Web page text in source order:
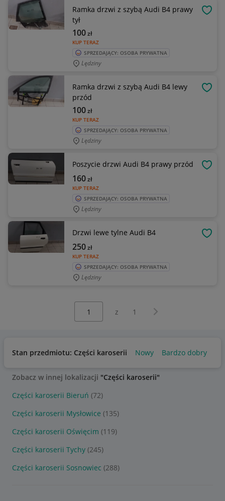
Ramka drzwi z szybą Audi B4 prawy
tył
KUP TERAZ
100zł
SPRZEDAJĄCY: OSOBA PRYWATNA
Lędziny
Ramka drzwi z szybą Audi B4 lewy
przód
KUP TERAZ
100zł
SPRZEDAJĄCY: OSOBA PRYWATNA
Lędziny
Poszycie drzwi Audi B4 prawy przód
KUP TERAZ
160zł
SPRZEDAJĄCY: OSOBA PRYWATNA
Lędziny
Drzwi lewe tylne Audi B4
KUP TERAZ
250zł
SPRZEDAJĄCY: OSOBA PRYWATNA
Lędziny
z 1 Następna strona
Stan przedmiotu: Części karoserii Nowy Bardzo dobry
Zobacz w innej lokalizacji "Części karoserii"
Części karoserii Bieruń (72)
Części karoserii Mysłowice (135)
Części karoserii Oświęcim (119)
Części karoserii Tychy (245)
Części karoserii Sosnowiec (288)